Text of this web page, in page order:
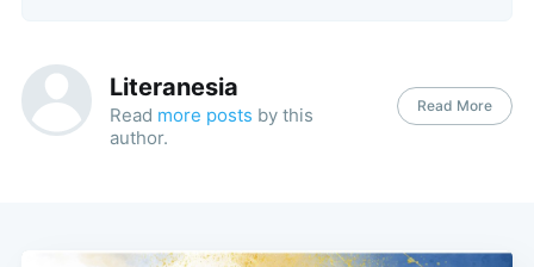
Literanesia
Read more posts by this
author.
Read More